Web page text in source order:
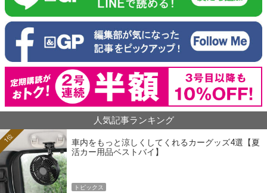
人気記事ランキング
車内をもっと涼しくしてくれるカーグッズ4選【夏
活カー用品ベストバイ】
1位
トピックス